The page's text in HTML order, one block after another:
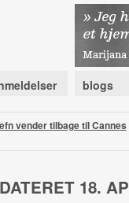
blogs
vender tilbage til Cannes
18.